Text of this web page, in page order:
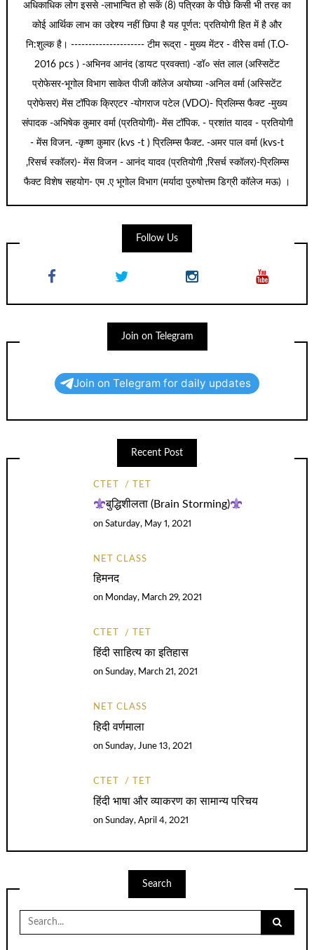
अधिकाधिक लोग इससे -लाभान्वित हो सकें (8) पत्रिका के पीछे किसी भी तरह का
कोई आर्थिक लाभ का उद्देश्य नहीं छिपा है यह पूर्णत: प्रतियोगी हित में है और
नि:शुल्क है। --------------------- टीम रूद्रा - मुख्य मेंटर - वीरेेस वर्मा (T.O-
2016 pcs ) -अभिनव आनंद (डायट प्रवक्ता) -डॉ० संत लाल (अस्सिटेंट
प्रोफेसर-भूगोल विभाग साकेत पीजी कॉलेज अयोघ्या -अनिल वर्मा (अस्सिटेंट
प्रोफेसर) मेंस टॉपिक क्रिएटर -योगराज पटेल (VDO)- प्रिलिम्स फैक्ट -मुख्य
संपादक -अभिषेक कुमार वर्मा (प्रतियोगी)- मेंस टॉपिक. - प्रशांत यादव - प्रतियोगी
- मेंस विजन. -कृष्ण कुमार (kvs -t ) प्रिलिम्स फैक्ट. -अमर पाल वर्मा (kvs-t
,रिसर्च स्कॉलर)- मेंस विजन - आनंद यादव (प्रतियोगी ,रिसर्च स्कॉलर)-प्रिलिम्स
फैक्ट विशेष सहयोग- एम .ए भूगोल विभाग (मर्यादा पुरुषोत्तम डिग्री कॉलेज मऊ) ।
Follow Us
Join on Telegram
Join on Telegram for daily updates
Recent Post
CTET TET
बुद्धिशीलता (Brain Storming)
onSaturday, May 1, 2021
NET CLASS
हिमनद
on Monday, March 29, 2021
CTET TET
हिंदी साहित्य का इतिहास
onSunday, March 21, 2021
NET CLASS
हिदी वर्णमाला
onSunday, June 13, 2021
CTET TET
हिंदी भाषा और व्याकरण का सामान्य परिचय
onSunday, April 4, 2021
Search
Search
for: